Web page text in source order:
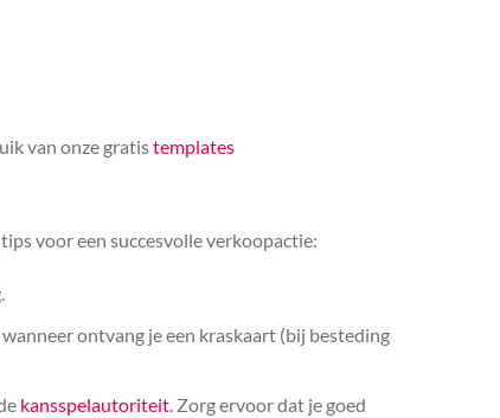
van onze gratistemplates
voor een succesvolle verkoopactie:
ontvang je een kraskaart (bij besteding
kansspelautoriteit. Zorg ervoor dat je goed